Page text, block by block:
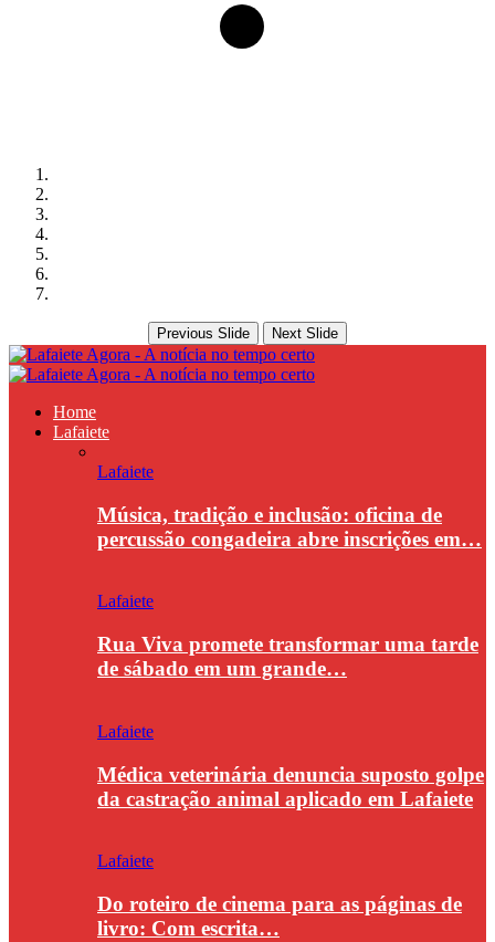
Previous Slide Next Slide
Home
Lafaiete
Lafaiete
Música, tradição e inclusão: oficina de
percussão congadeira abre inscrições em…
Lafaiete
Rua Viva promete transformar uma tarde
de sábado em um grande…
Lafaiete
Médica veterinária denuncia suposto golpe
da castração animal aplicado em Lafaiete
Lafaiete
Do roteiro de cinema para as páginas de
livro: Com escrita…